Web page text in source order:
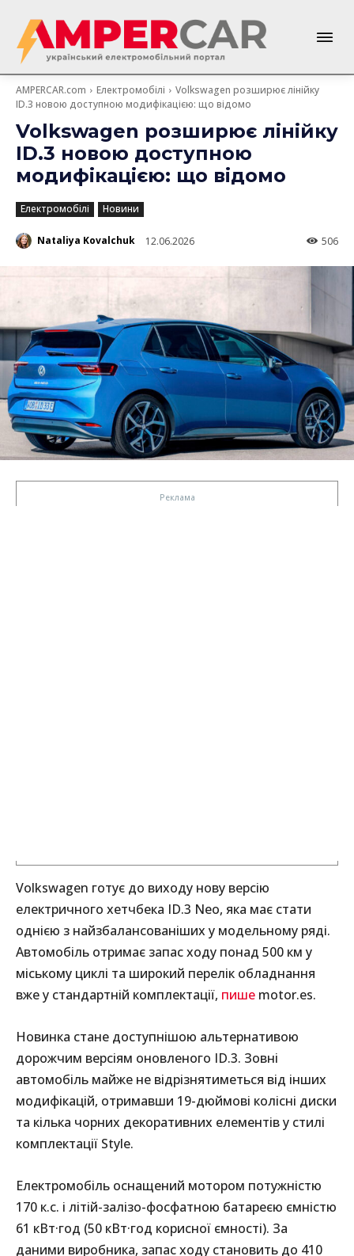
AMPERCAR.com Електромобілі
Volkswagen розширює лінійку
ID.3 новою доступною модифікацією: що відомо
Volkswagen розширює лінійку
ID.3 новою доступною
модифікацією: що відомо
Електромобілі Новини
Nataliya Kovalchuk 12.06.2026 506
Volkswagen готує до виходу нову версію
електричного хетчбека ID.3 Neo, яка має стати
однією з найзбалансованіших у модельному ряді.
Автомобіль отримає запас ходу понад 500 км у
міському циклі та широкий перелік обладнання
вже у стандартній комплектації, пише motor.es.
Новинка стане доступнішою альтернативою
дорожчим версіям оновленого ID.3. Зовні
автомобіль майже не відрізнятиметься від інших
модифікацій, отримавши 19-дюймові колісні диски
та кілька чорних декоративних елементів у стилі
комплектації Style.
Електромобіль оснащений мотором потужністю
170 к.с. і літій-залізо-фосфатною батареєю ємністю
61 кВт·год (50 кВт·год корисної ємності). За
даними виробника, запас ходу становить до 410